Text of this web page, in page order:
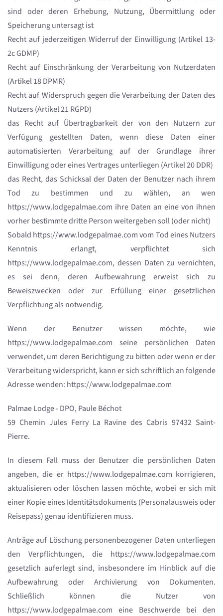
sind oder deren Erhebung, Nutzung, Übermittlung oder
Speicherung untersagt ist
Recht auf jederzeitigen Widerruf der Einwilligung (Artikel 13-
2c GDMP)
Recht auf Einschränkung der Verarbeitung von Nutzerdaten
(Artikel 18 DPMR)
Recht auf Widerspruch gegen die Verarbeitung der Daten des
Nutzers (Artikel 21 RGPD)
das Recht auf Übertragbarkeit der von den Nutzern zur
Verfügung gestellten Daten, wenn diese Daten einer
automatisierten Verarbeitung auf der Grundlage ihrer
Einwilligung oder eines Vertrages unterliegen (Artikel 20 DDR)
das Recht, das Schicksal der Daten der Benutzer nach ihrem
Tod zu bestimmen und zu wählen, an wen
https://www.lodgepalmae.com ihre Daten an eine von ihnen
vorher bestimmte dritte Person weitergeben soll (oder nicht)
Sobald https://www.lodgepalmae.com vom Tod eines Nutzers
Kenntnis erlangt, verpflichtet sich
https://www.lodgepalmae.com, dessen Daten zu vernichten,
es sei denn, deren Aufbewahrung erweist sich zu
Beweiszwecken oder zur Erfüllung einer gesetzlichen
Verpflichtung als notwendig.
Wenn der Benutzer wissen möchte, wie
https://www.lodgepalmae.com seine persönlichen Daten
verwendet, um deren Berichtigung zu bitten oder wenn er der
Verarbeitung widerspricht, kann er sich schriftlich an folgende
Adresse wenden: https://www.lodgepalmae.com
Palmae Lodge - DPO, Paule Béchot
59 Chemin Jules Ferry La Ravine des Cabris 97432 Saint-
Pierre.
In diesem Fall muss der Benutzer die persönlichen Daten
angeben, die er https://www.lodgepalmae.com korrigieren,
aktualisieren oder löschen lassen möchte, wobei er sich mit
einer Kopie eines Identitätsdokuments (Personalausweis oder
Reisepass) genau identifizieren muss.
Anträge auf Löschung personenbezogener Daten unterliegen
den Verpflichtungen, die https://www.lodgepalmae.com
gesetzlich auferlegt sind, insbesondere im Hinblick auf die
Aufbewahrung oder Archivierung von Dokumenten.
Schließlich können die Nutzer von
https://www.lodgepalmae.com eine Beschwerde bei den